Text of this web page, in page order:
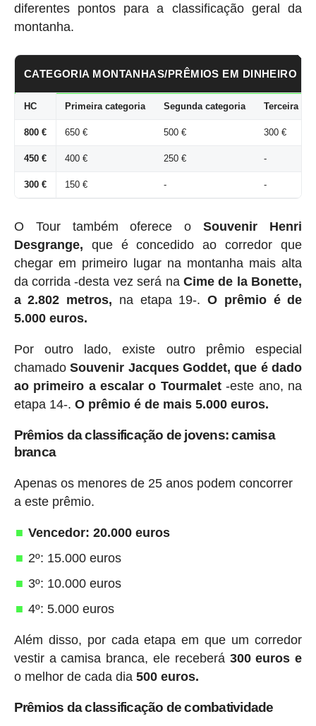
diferentes pontos para a classificação geral da
montanha.
CATEGORIA MONTANHAS/PRÊMIOS EM DINHEIRO
HC Primeira categoria Segunda categoria Terceira
800 € 650 € 500 € 300 €
450 € 400 € 250 € -
300 € 150 € - -
O Tour também oferece oSouvenir Henri
Desgrange, que é concedido ao corredor que
chegar em primeiro lugar na montanha mais alta
da corrida -desta vez será naCime de la Bonette,
a 2.802 metros, na etapa 19-.O prêmio é de
5.000 euros.
Por outro lado, existe outro prêmio especial
chamadoSouvenir Jacques Goddet, que é dado
ao primeiro a escalar o Tourmalet-este ano, na
etapa 14-. O prêmio é de mais 5.000 euros.
Prêmios da classificação de jovens: camisa
branca
Apenas os menores de 25 anos podem concorrer
a este prêmio.
Vencedor: 20.000 euros
2º: 15.000 euros
3º: 10.000 euros
4º: 5.000 euros
Além disso, por cada etapa em que um corredor
vestir a camisa branca, ele receberá 300 euros e
o melhor de cada dia 500 euros.
Prêmios da classificação de combatividade